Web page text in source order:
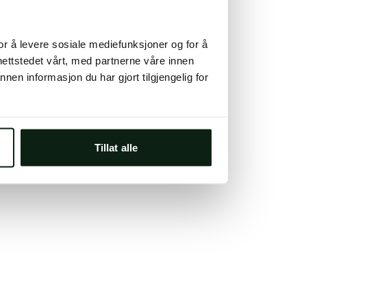
å levere sosiale mediefunksjoner og for å
vårt, med partnerne våre innen
informasjon du har gjort tilgjengelig for
Tillat alle
some cases.